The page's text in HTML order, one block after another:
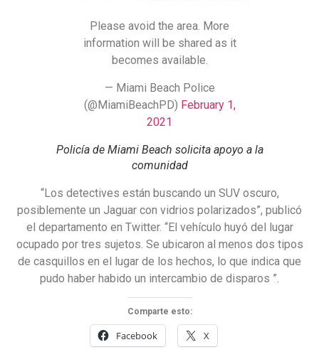
Please avoid the area. More
information will be shared as it
becomes available.
— Miami Beach Police
(@MiamiBeachPD) February 1,
2021
Policía de Miami Beach solicita apoyo a la
comunidad
“Los detectives están buscando un SUV oscuro,
posiblemente un Jaguar con vidrios polarizados”, publicó
el departamento en Twitter. “El vehículo huyó del lugar
ocupado por tres sujetos. Se ubicaron al menos dos tipos
de casquillos en el lugar de los hechos, lo que indica que
pudo haber habido un intercambio de disparos ”.
Comparte esto:
Facebook X